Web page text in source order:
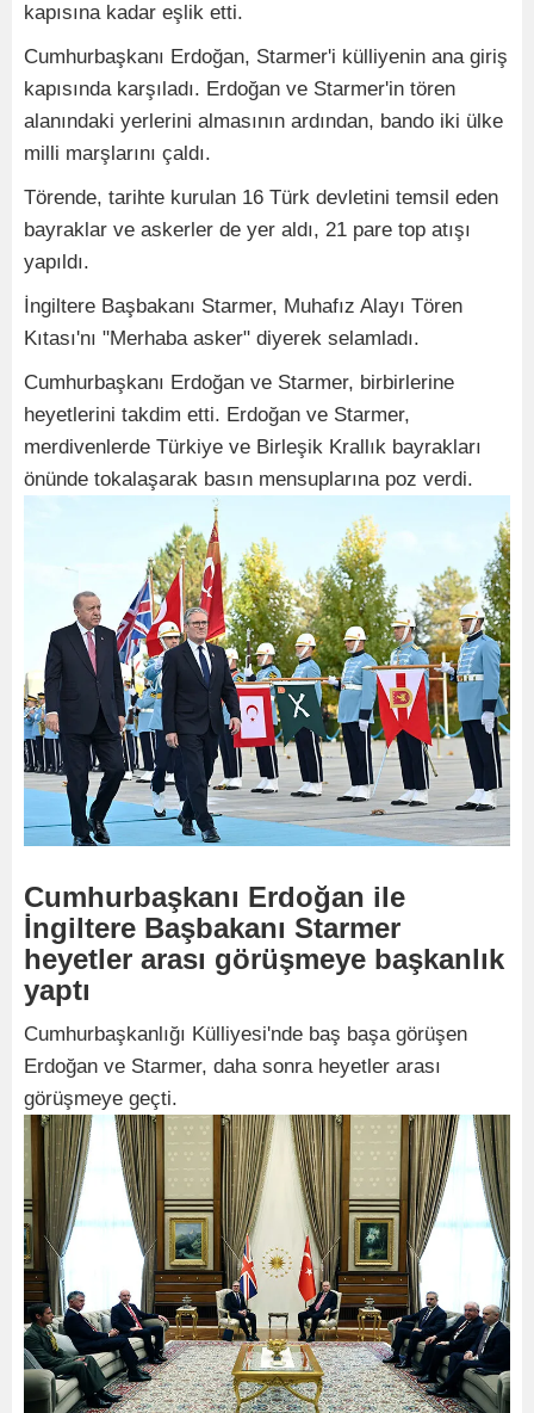
kapısına kadar eşlik etti.
Cumhurbaşkanı Erdoğan, Starmer'i külliyenin ana giriş
kapısında karşıladı. Erdoğan ve Starmer'in tören
alanındaki yerlerini almasının ardından, bando iki ülke
milli marşlarını çaldı.
Törende, tarihte kurulan 16 Türk devletini temsil eden
bayraklar ve askerler de yer aldı, 21 pare top atışı
yapıldı.
İngiltere Başbakanı Starmer, Muhafız Alayı Tören
Kıtası'nı "Merhaba asker" diyerek selamladı.
Cumhurbaşkanı Erdoğan ve Starmer, birbirlerine
heyetlerini takdim etti. Erdoğan ve Starmer,
merdivenlerde Türkiye ve Birleşik Krallık bayrakları
önünde tokalaşarak basın mensuplarına poz verdi.
Cumhurbaşkanı Erdoğan ile
İngiltere Başbakanı Starmer
heyetler arası görüşmeye başkanlık
yaptı
Cumhurbaşkanlığı Külliyesi'nde baş başa görüşen
Erdoğan ve Starmer, daha sonra heyetler arası
görüşmeye geçti.